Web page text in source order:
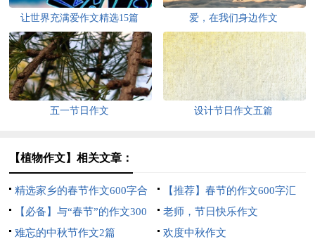
让世界充满爱作文精选15篇 爱，在我们身边作文
五一节日作文 设计节日作文五篇
【植物作文】相关文章：
精选家乡的春节作文600字合
集八篇
【推荐】春节的作文600字汇
总6篇
【必备】与“春节”的作文300
字3篇
老师，节日快乐作文
难忘的中秋节作文2篇
欢度中秋作文